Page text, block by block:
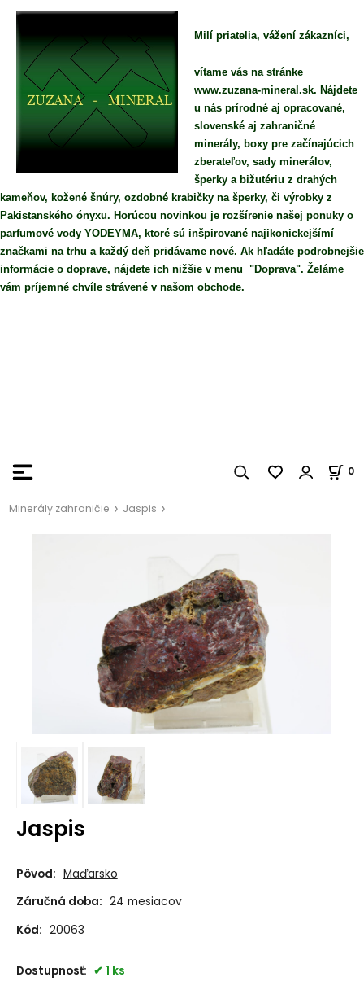
Milí priatelia, vážení zákazníci,
vítame vás na stránke
www.zuzana-mineral.sk. Nájdete
u nás prírodné aj opracované,
slovenské aj zahraničné
minerály, boxy pre začínajúcich
zberateľov, sady minerálov,
šperky a bižutériu z drahých
kameňov, kožené šnúry, ozdobné krabičky na šperky, či výrobky z
Pakistanského ónyxu. Horúcou novinkou je rozšírenie našej ponuky o
parfumové vody YODEYMA, ktoré sú inšpirované najikonickejšímí
značkami na trhu a každý deň pridávame nové. Ak hľadáte podrobnejšie
informácie o doprave, nájdete ich nižšie v menu "Doprava". Želáme
vám príjemné chvíle strávené v našom obchode.
0
Minerály zahraničie Jaspis
Jaspis
Pôvod: Maďarsko
Záručná doba: 24 mesiacov
Kód: 20063
Dostupnosť: 1 ks